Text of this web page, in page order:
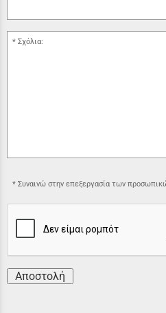
Σχόλια:
Συναινώ στην επεξεργασία των
Αποστολή